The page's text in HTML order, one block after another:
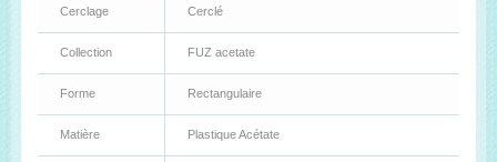
Cerclage Cerclé
Collection FUZ acetate
Forme Rectangulaire
Matière Plastique Acétate